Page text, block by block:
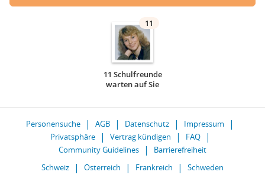
11
11 Schulfreunde
warten auf Sie
Personensuche AGB Datenschutz
Impressum
Privatsphäre
Vertrag kündigen
FAQ
Community Guidelines
Barrierefreiheit
Schweiz
Österreich Frankreich Schweden